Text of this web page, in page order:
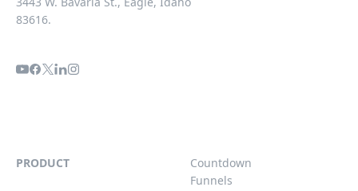
83616.
PRODUCT
Countdown
Funnels